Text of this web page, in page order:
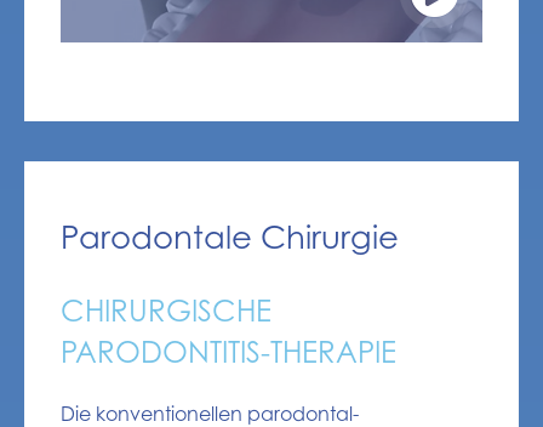
Parodontale Chirurgie
CHIRURGISCHE
PARODONTITIS-THERAPIE
Die konventionellen parodontal-